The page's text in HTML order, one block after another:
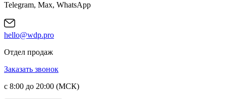
Telegram, Max, WhatsApp
hello@wdp.pro
Отдел продаж
Заказать звонок
с 8:00 до 20:00 (МСК)